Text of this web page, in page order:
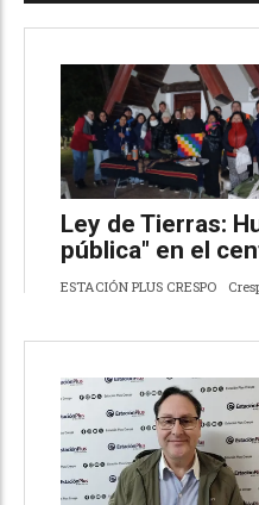
Ley de Tierras:
pública" en el
ESTACIÓN PLUS CRESPO